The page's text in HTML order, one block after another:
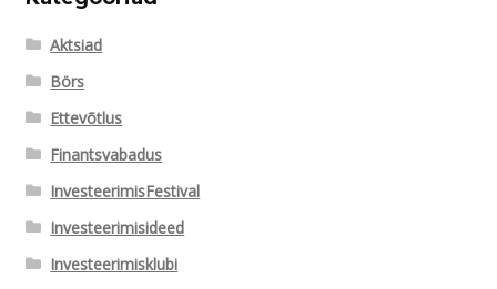
Aktsiad
Börs
Ettevõtlus
Finantsvabadus
InvesteerimisFestival
Investeerimisideed
Investeerimisklubi